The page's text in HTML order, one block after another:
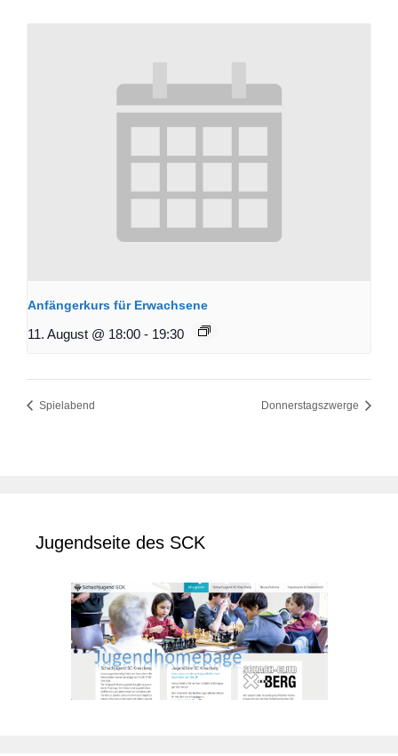
Anfängerkurs für Erwachsene
11. August @ 18:00 - 19:30
Spielabend Donnerstagszwerge
Jugendseite des SCK